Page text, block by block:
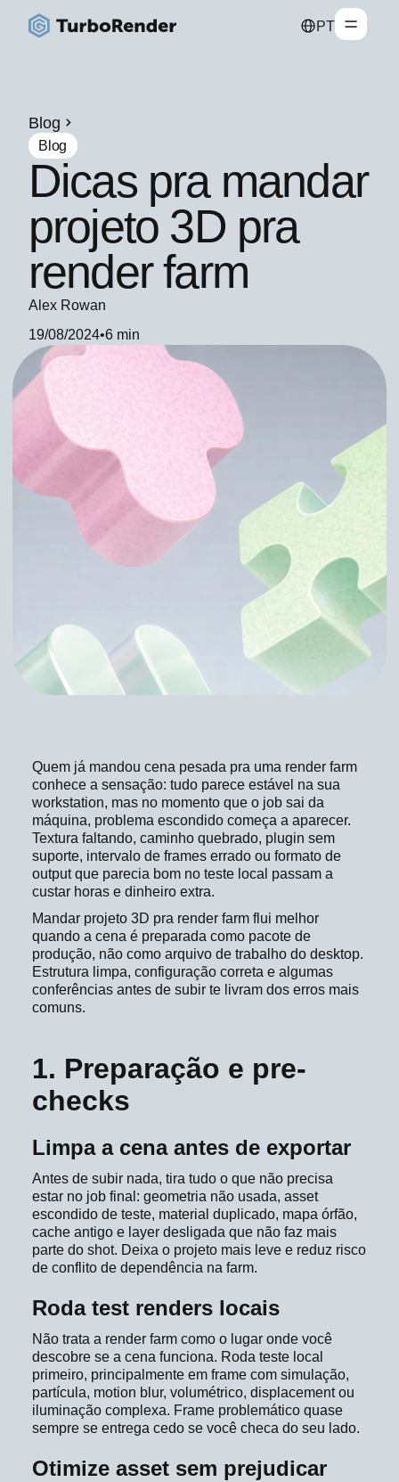
PT
Blog
Blog
Dicas pra mandar
projeto 3D pra
render farm
Alex Rowan
19/08/2024•6 min
Quem já mandou cena pesada pra uma render farm
conhece a sensação: tudo parece estável na sua
workstation, mas no momento que o job sai da
máquina, problema escondido começa a aparecer.
Textura faltando, caminho quebrado, plugin sem
suporte, intervalo de frames errado ou formato de
output que parecia bom no teste local passam a
custar horas e dinheiro extra.
Mandar projeto 3D pra render farm flui melhor
quando a cena é preparada como pacote de
produção, não como arquivo de trabalho do desktop.
Estrutura limpa, configuração correta e algumas
conferências antes de subir te livram dos erros mais
comuns.
1. Preparação e pre-
checks
Limpa a cena antes de exportar
Antes de subir nada, tira tudo o que não precisa
estar no job final: geometria não usada, asset
escondido de teste, material duplicado, mapa órfão,
cache antigo e layer desligada que não faz mais
parte do shot. Deixa o projeto mais leve e reduz risco
de conflito de dependência na farm.
Roda test renders locais
Não trata a render farm como o lugar onde você
descobre se a cena funciona. Roda teste local
primeiro, principalmente em frame com simulação,
partícula, motion blur, volumétrico, displacement ou
iluminação complexa. Frame problemático quase
sempre se entrega cedo se você checa do seu lado.
Otimize asset sem prejudicar